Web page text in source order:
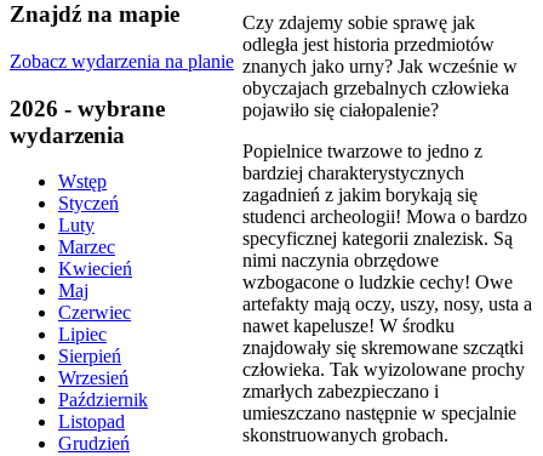
Znajdź na mapie
Zobacz wydarzenia na planie
2026 - wybrane
wydarzenia
Wstęp
Styczeń
Luty
Marzec
Kwiecień
Maj
Czerwiec
Lipiec
Sierpień
Wrzesień
Październik
Listopad
Grudzień
Czy zdajemy sobie sprawę jak
odległa jest historia przedmiotów
znanych jako urny? Jak wcześnie w
obyczajach grzebalnych człowieka
pojawiło się ciałopalenie?
Popielnice twarzowe to jedno z
bardziej charakterystycznych
zagadnień z jakim borykają się
studenci archeologii! Mowa o bardzo
specyficznej kategorii znalezisk. Są
nimi naczynia obrzędowe
wzbogacone o ludzkie cechy! Owe
artefakty mają oczy, uszy, nosy, usta a
nawet kapelusze! W środku
znajdowały się skremowane szczątki
człowieka. Tak wyizolowane prochy
zmarłych zabezpieczano i
umieszczano następnie w specjalnie
skonstruowanych grobach.